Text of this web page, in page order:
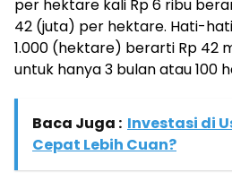
per hektare kali Rp 6 ribu
42 (juta) per hektare. Hati-
1.000 (hektare) berarti Rp 42
untuk hanya 3 bulan atau 100
Baca Juga : Investasi di
Cepat Lebih Cuan?